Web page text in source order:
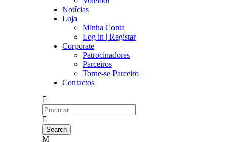
Notícias
Loja
Minha Conta
Log in | Registar
Corporate
Patrocinadores
Parceiros
Torne-se Parceiro
Contactos